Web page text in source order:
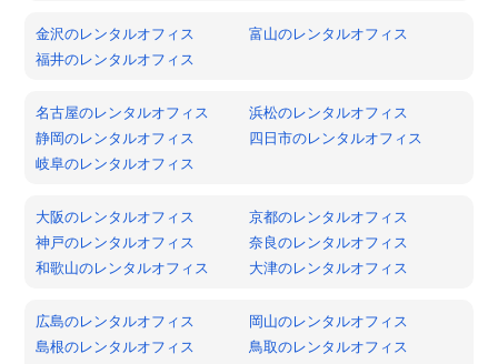
金沢のレンタルオフィス
富山のレンタルオフィス
福井のレンタルオフィス
名古屋のレンタルオフィス
浜松のレンタルオフィス
静岡のレンタルオフィス
四日市のレンタルオフィス
岐阜のレンタルオフィス
大阪のレンタルオフィス
京都のレンタルオフィス
神戸のレンタルオフィス
奈良のレンタルオフィス
和歌山のレンタルオフィス
大津のレンタルオフィス
広島のレンタルオフィス
岡山のレンタルオフィス
島根のレンタルオフィス
鳥取のレンタルオフィス